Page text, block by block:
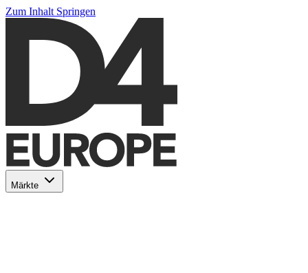
Zum Inhalt Springen
Märkte